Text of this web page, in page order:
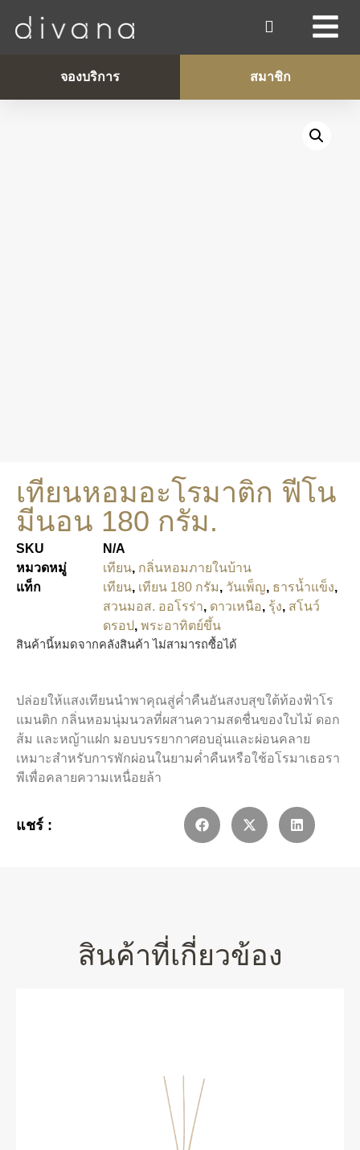
จองบริการ สมาชิก
เทียนหอมอะโรมาติก ฟีโน
มีนอน 180 กรัม.
SKU
N/A
หมวดหมู่
เทียน, กลิ่นหอมภายในบ้าน
แท็ก
เทียน, เทียน 180 กรัม, วันเพ็ญ, ธารน้ำแข็ง,
สวนมอส. ออโรร่า, ดาวเหนือ, รุ้ง, สโนว์
ดรอป, พระอาทิตย์ขึ้น
สินค้านี้หมดจากคลังสินค้า ไม่สามารถซื้อได้
ปล่อยให้แสงเทียนนำพาคุณสู่ค่ำคืนอันสงบสุขใต้ท้องฟ้าโร
แมนติก กลิ่นหอมนุ่มนวลที่ผสานความสดชื่นของใบไม้ ดอก
ส้ม และหญ้าแฝก มอบบรรยากาศอบอุ่นและผ่อนคลาย
เหมาะสำหรับการพักผ่อนในยามค่ำคืนหรือใช้อโรมาเธอรา
พีเพื่อคลายความเหนื่อยล้า
แชร์ :
สินค้าที่เกี่ยวข้อง